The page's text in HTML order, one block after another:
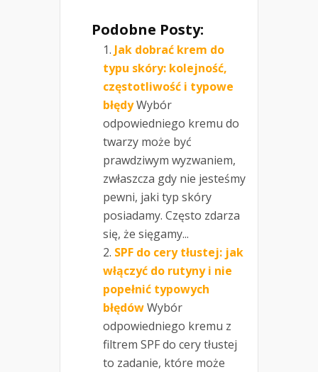
Podobne Posty:
Jak dobrać krem do
typu skóry: kolejność,
częstotliwość i typowe
błędyWybór
odpowiedniego kremu do
twarzy może być
prawdziwym wyzwaniem,
zwłaszcza gdy nie jesteśmy
pewni, jaki typ skóry
posiadamy. Często zdarza
się, że sięgamy...
SPF do cery tłustej: jak
włączyć do rutyny i nie
popełnić typowych
błędówWybór
odpowiedniego kremu z
filtrem SPF do cery tłustej
to zadanie, które może